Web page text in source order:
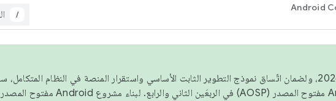
Android
/
اعتبارًا من عام 2026، ولضمان اتّساق نموذج التطوير الثابت الأساسي واستقرار المنصة في النظام